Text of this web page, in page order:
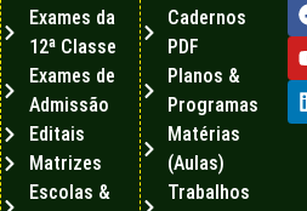
Exames da
12ª Classe
Exames de
Admissão
Editais
Matrizes
Escolas &
Cadernos
PDF
Planos &
Programas
Matérias
(Aulas)
Trabalhos